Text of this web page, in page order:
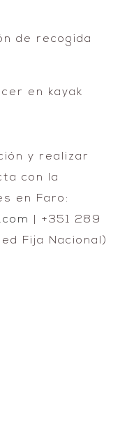
de recogida
en kayak
y realizar
con la
en Faro:
| +351 289
Fija Nacional)